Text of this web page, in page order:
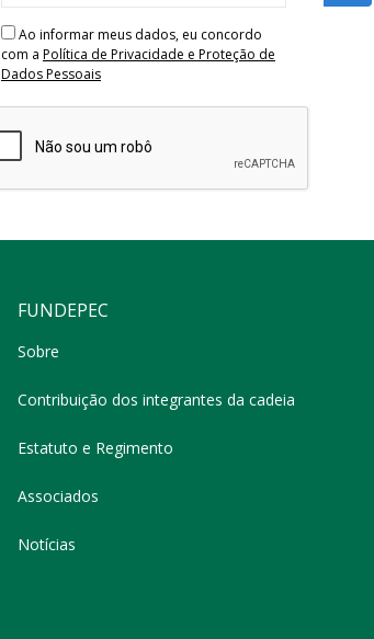
Ao informar meus dados, eu concordo
com a Política de Privacidade e Proteção de
Dados Pessoais
FUNDEPEC
Sobre
Contribuição dos integrantes da cadeia
Estatuto e Regimento
Associados
Notícias